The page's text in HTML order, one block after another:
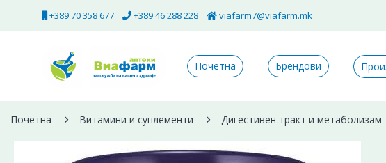
+389 70 358 677 +389 46 288 228 viafarm7@viafarm.mk
Почетна Брендови
Почетна Витамини и суплементи Дигестивен тракт и метаболизам